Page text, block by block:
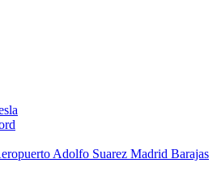
Adolfo Suarez Madrid Barajas